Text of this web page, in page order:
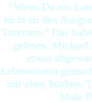
"Wenn Du ein
nicht zu den
Tavernen." Das
gelesen.
etwas
Lebensmotto
mir eben
Main